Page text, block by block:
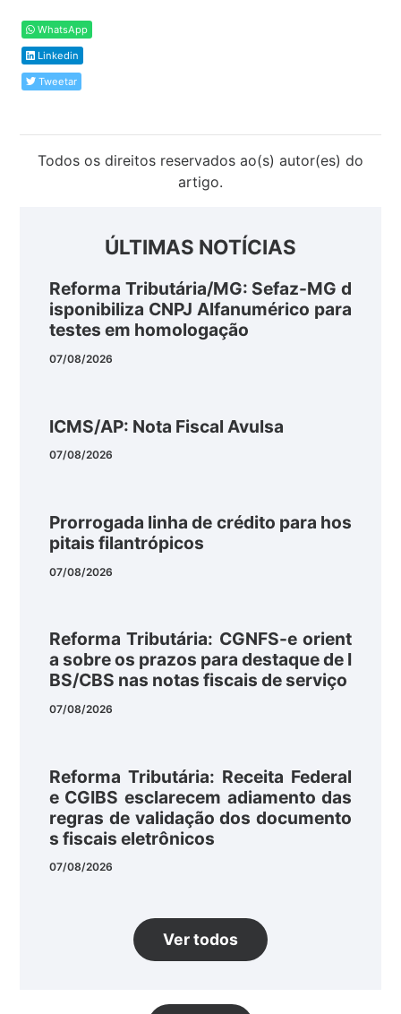
WhatsApp
Linkedin
Tweetar
Todos os direitos reservados ao(s) autor(es) do
artigo.
ÚLTIMAS NOTÍCIAS
Reforma Tributária/MG: Sefaz-MG d
isponibiliza CNPJ Alfanumérico para
testes em homologação
07/08/2026
ICMS/AP: Nota Fiscal Avulsa
07/08/2026
Prorrogada linha de crédito para hos
pitais filantrópicos
07/08/2026
Reforma Tributária: CGNFS-e orient
a sobre os prazos para destaque de I
BS/CBS nas notas fiscais de serviço
07/08/2026
Reforma Tributária: Receita Federal
e CGIBS esclarecem adiamento das
regras de validação dos documento
s fiscais eletrônicos
07/08/2026
Ver todos